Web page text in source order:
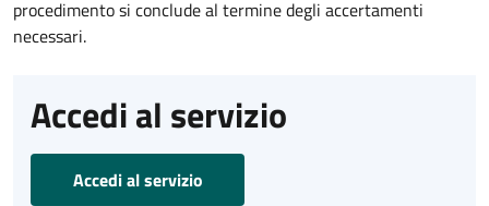
procedimento si conclude al termine degli accertamenti
necessari.
Accedi al servizio
Accedi al servizio